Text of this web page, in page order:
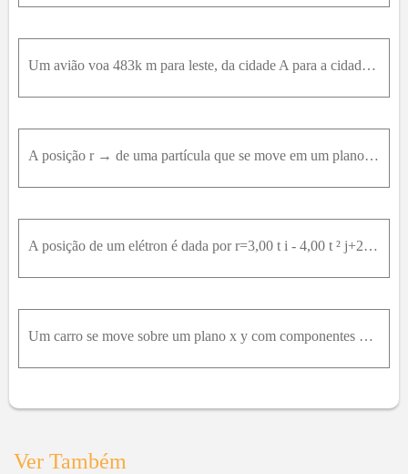
Um avião voa 483k m para leste, da cidade A para a cidade B , em 45,0m i n , e depois 966k m para o sul, da cidade B para uma cidade C , em 1,50h . Para a viagem inteira, determine (a) o módulo e (b)
A posição r → de uma partícula que se move em um plano x y é dada por r → = 2,0 t 3 -5,0 t i → + 6,0-7,0 t 4 j → , com r em metros et em segundos. Na notação de vetores unitários, calcule: (a) r , (b)
A posição de um elétron é dada por r=3,00 t i - 4,00 t ² j+2,00 k ² ; com t em segundos e r em metros . (a) Qual é a velocidade v ( t ) do elétron na notação de vetores unitários? Quanto vale v ( t )
Um carro se move sobre um plano x y com componentes da aceleração a x = 4m / s ²ea y = - 2 m / s ² ² ². A velocidade inicial tem componentes v o x = 8m / s e v o y = 12 m / s . Na notação de vetores u
Ver Também